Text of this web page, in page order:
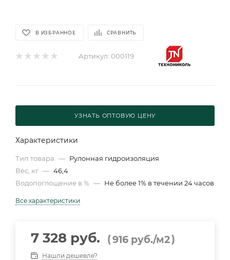
В ИЗБРАННОЕ СРАВНИТЬ
Артикул: 000119
УЗНАТЬ ОПТОВУЮ ЦЕНУ
Характеристики
Тип товара — Рулонная гидроизоляция
Вес, кг — 46,4
Водопоглощение в % — Не более 1% в течении 24 часов
Все характеристики
7 328 руб. (916 руб./м2)
Нашли дешевле?